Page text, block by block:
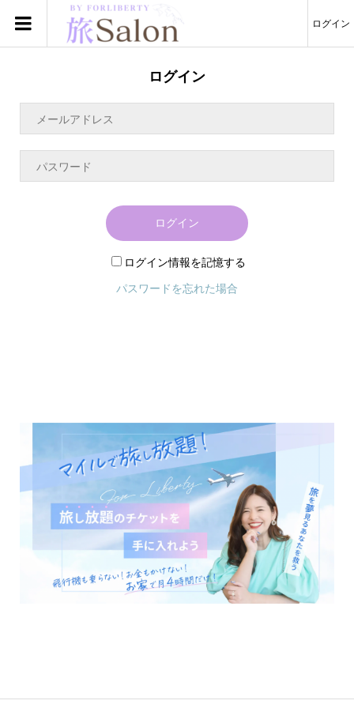
ログイン
ログイン
ログイン
ログイン情報を記憶する
パスワードを忘れた場合